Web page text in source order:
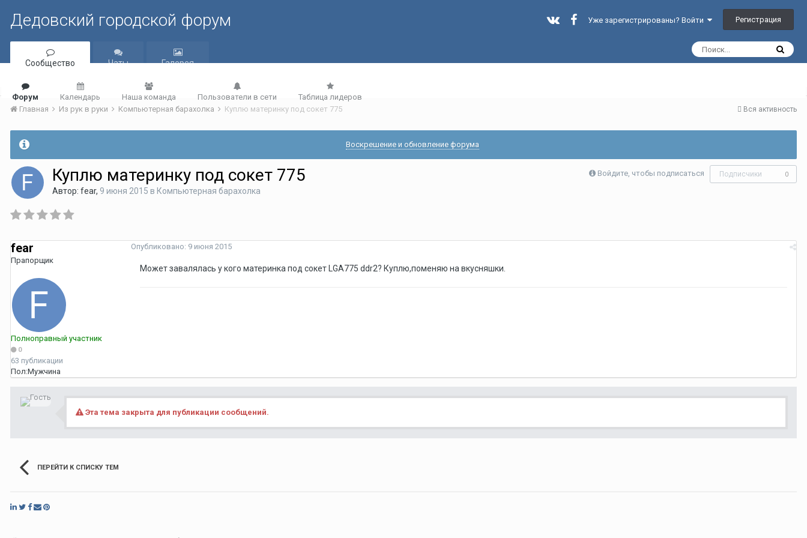
Дедовский городской форум Уже зарегистрированы? Войти Регистрация
Сообщество
Форум Календарь Наша команда Пользователи в сети Таблица лидеров
Чаты Галерея
Вся активность
Главная Из рук в руки Компьютерная барахолка Куплю материнку под сокет 775
Воскрешение и обновление форума
Войдите, чтобы подписаться Подписчики 0
Куплю материнку под сокет 775
Автор: fear, 9 июня 2015 в Компьютерная барахолка
fear
Прапорщик
Полноправный участник
0
63 публикации
Пол:Мужчина
Опубликовано: 9 июня 2015
Может завалялась у кого материнка под сокет LGA775 ddr2? Куплю,поменяю на вкусняшки.
Эта тема закрыта для публикации сообщений.
ПЕРЕЙТИ К СПИСКУ ТЕМ